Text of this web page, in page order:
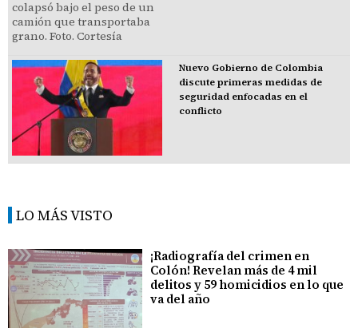
Nuevo Gobierno de Colombia
discute primeras medidas de
seguridad enfocadas en el
conflicto
LO MÁS VISTO
¡Radiografía del crimen en
Colón! Revelan más de 4 mil
delitos y 59 homicidios en lo que
va del año